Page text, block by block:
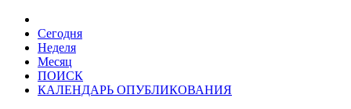
Сегодня
Неделя
Месяц
ПОИСК
КАЛЕНДАРЬ ОПУБЛИКОВАНИЯ